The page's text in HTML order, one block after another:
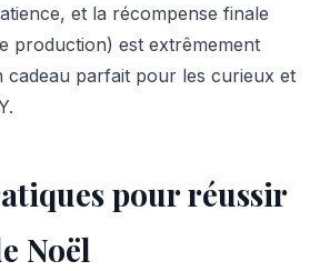
et la récompense finale
production) est extrêmement
cadeau parfait pour les curieux et
pour réussir
Noël